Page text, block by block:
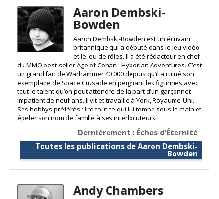
Aaron Dembski-
Bowden
Aaron Dembski-Bowden est un écrivain
britannique qui a débuté dans le jeu vidéo
et le jeu de rôles. Il a été rédacteur en chef
du MMO best-seller Age of Conan : Hyborian Adventures. C’est
un grand fan de Warhammer 40 000 depuis qu’il a ruiné son
exemplaire de Space Crusade en peignant les figurines avec
tout le talent qu’on peut attendre de la part d’un garçonnet
impatient de neuf ans. Il vit et travaille à York, Royaume-Uni.
Ses hobbys préférés : lire tout ce qui lui tombe sous la main et
épeler son nom de famille à ses interlocuteurs.
Dernièrement : Échos d’Éternité
Toutes les publications de Aaron Dembski-
Bowden
Andy Chambers